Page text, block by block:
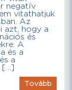
negatív
vitathatjuk
Az
azt, hogy a
és
A
és a
a
Tovább